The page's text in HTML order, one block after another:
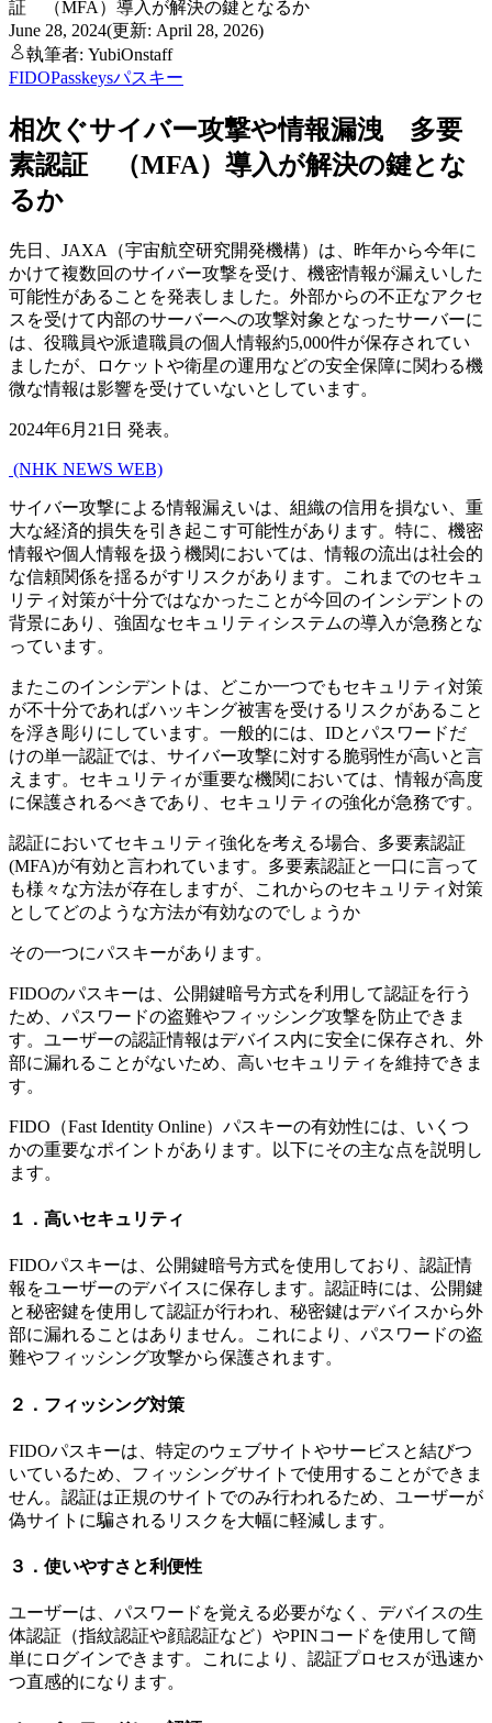
証 （MFA）導入が解決の鍵となるか
June 28, 2024(更新: April 28, 2026)
執筆者: YubiOnstaff
FIDOPasskeysパスキー
相次ぐサイバー攻撃や情報漏洩 多要
素認証 （MFA）導入が解決の鍵とな
るか
先日、JAXA（宇宙航空研究開発機構）は、昨年から今年に
かけて複数回のサイバー攻撃を受け、機密情報が漏えいした
可能性があることを発表しました。外部からの不正なアクセ
スを受けて内部のサーバーへの攻撃対象となったサーバーに
は、役職員や派遣職員の個人情報約5,000件が保存されてい
ましたが、ロケットや衛星の運用などの安全保障に関わる機
微な情報は影響を受けていないとしています。
2024年6月21日 発表。
​ (NHK NEWS WEB)
サイバー攻撃による情報漏えいは、組織の信用を損ない、重
大な経済的損失を引き起こす可能性があります。特に、機密
情報や個人情報を扱う機関においては、情報の流出は社会的
な信頼関係を揺るがすリスクがあります。これまでのセキュ
リティ対策が十分ではなかったことが今回のインシデントの
背景にあり、強固なセキュリティシステムの導入が急務とな
っています。
またこのインシデントは、どこか一つでもセキュリティ対策
が不十分であればハッキング被害を受けるリスクがあること
を浮き彫りにしています。一般的には、IDとパスワードだ
けの単一認証では、サイバー攻撃に対する脆弱性が高いと言
えます。セキュリティが重要な機関においては、情報が高度
に保護されるべきであり、セキュリティの強化が急務です。
認証においてセキュリティ強化を考える場合、多要素認証
(MFA)が有効と言われています。多要素認証と一口に言って
も様々な方法が存在しますが、これからのセキュリティ対策
としてどのような方法が有効なのでしょうか
その一つにパスキーがあります。
FIDOのパスキーは、公開鍵暗号方式を利用して認証を行う
ため、パスワードの盗難やフィッシング攻撃を防止できま
す。ユーザーの認証情報はデバイス内に安全に保存され、外
部に漏れることがないため、高いセキュリティを維持できま
す。
FIDO（Fast Identity Online）パスキーの有効性には、いくつ
かの重要なポイントがあります。以下にその主な点を説明し
ます。
１．高いセキュリティ
FIDOパスキーは、公開鍵暗号方式を使用しており、認証情
報をユーザーのデバイスに保存します。認証時には、公開鍵
と秘密鍵を使用して認証が行われ、秘密鍵はデバイスから外
部に漏れることはありません。これにより、パスワードの盗
難やフィッシング攻撃から保護されます。
２．フィッシング対策
FIDOパスキーは、特定のウェブサイトやサービスと結びつ
いているため、フィッシングサイトで使用することができま
せん。認証は正規のサイトでのみ行われるため、ユーザーが
偽サイトに騙されるリスクを大幅に軽減します。
３．使いやすさと利便性
ユーザーは、パスワードを覚える必要がなく、デバイスの生
体認証（指紋認証や顔認証など）やPINコードを使用して簡
単にログインできます。これにより、認証プロセスが迅速か
つ直感的になります。